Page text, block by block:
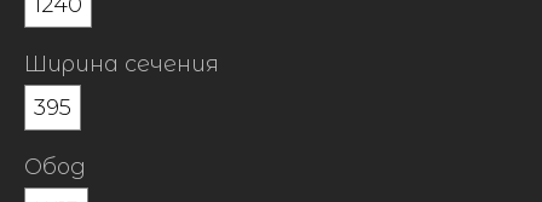
Ширина сечения
395
Обод